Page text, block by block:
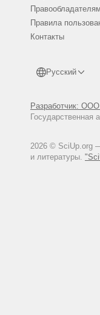
Правообладателям
Правила
Контакты
Русский
Разработчик: ООО
2026 © SciUp.org
и литературы.